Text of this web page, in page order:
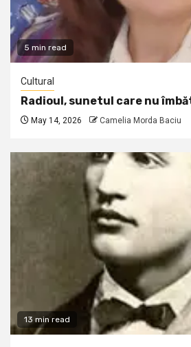
5 min read
Cultural
Radioul, sunetul care nu
May 14, 2026 Camelia Morda Baciu
13 min read